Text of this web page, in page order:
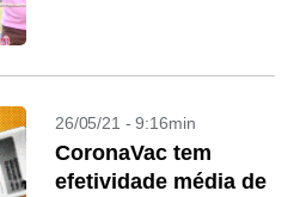
26/05/21 - 9:16min
CoronaVac tem
efetividade média de